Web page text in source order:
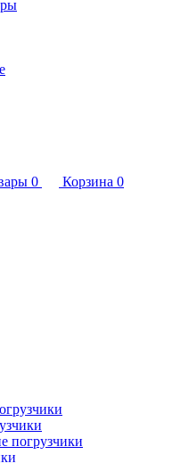
0 Корзина 0
погрузчики